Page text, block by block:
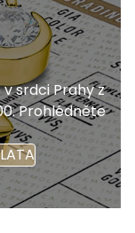
srdci Prahy z
Prohlédněte